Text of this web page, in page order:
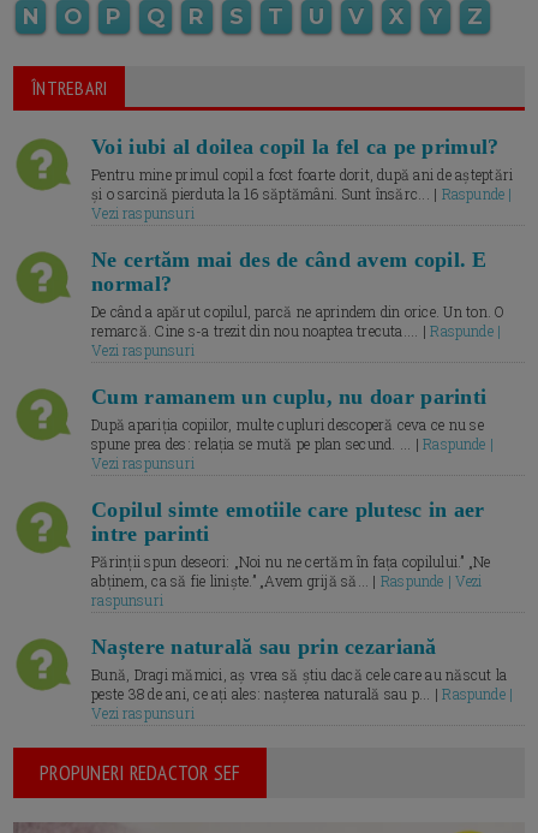
N
O P Q R S T U V X Y Z
ÎNTREBARI
Voi iubi al doilea copil la fel ca pe primul?
Pentru mine primul copil a fost foarte dorit, după ani de așteptări
și o sarcină pierduta la 16 săptămâni. Sunt însărc... | Raspunde |
Vezi raspunsuri
Ne certăm mai des de când avem copil. E
normal?
De când a apărut copilul, parcă ne aprindem din orice. Un ton. O
remarcă. Cine s-a trezit din nou noaptea trecuta.... |Raspunde |
Vezi raspunsuri
Cum ramanem un cuplu, nu doar parinti
După apariția copiilor, multe cupluri descoperă ceva ce nu se
spune prea des: relația se mută pe plan secund. ... |Raspunde |
Vezi raspunsuri
Copilul simte emotiile care plutesc in aer
intre parinti
Părinții spun deseori: „Noi nu ne certăm în fața copilului.” „Ne
abținem, ca să fie liniște.” „Avem grijă să... | Raspunde | Vezi
raspunsuri
Naștere naturală sau prin cezariană
Bună, Dragi mămici, aș vrea să știu dacă cele care au născut la
peste 38 de ani, ce ați ales: nașterea naturală sau p... |Raspunde |
Vezi raspunsuri
PROPUNERI REDACTOR SEF